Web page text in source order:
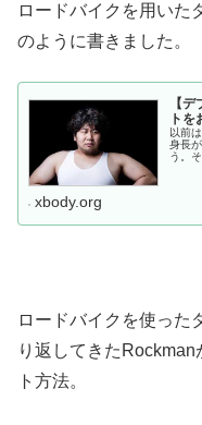
ロードバイクを用いた
のように書きました。
【
ト
以前
身長
う。
xbody.org
ロードバイクを使った
り返してきた
ト方法。